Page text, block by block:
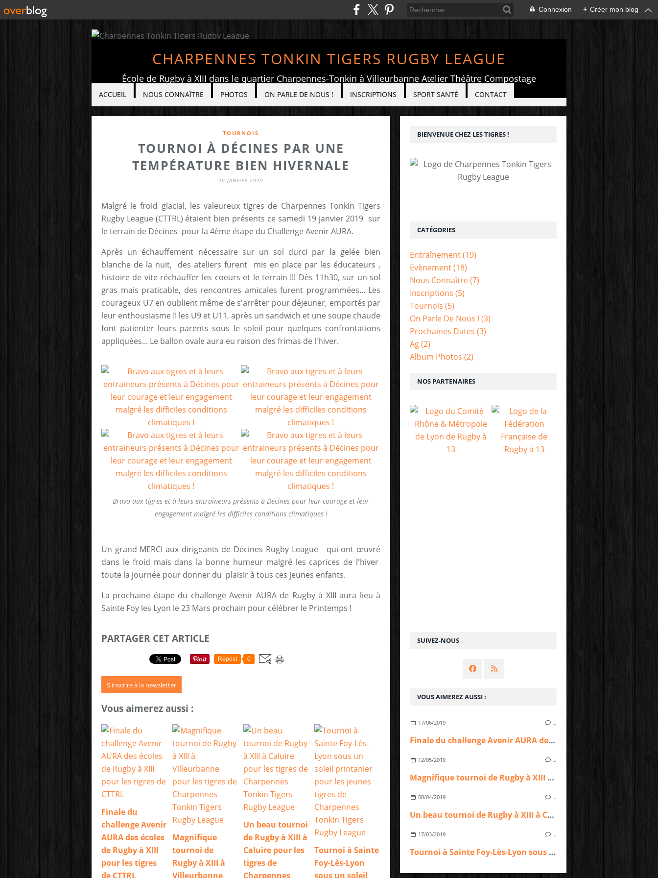
Connexion + Créer mon blog
CHARPENNES TONKIN TIGERS RUGBY LEAGUE
École de Rugby à XIII dans le quartier Charpennes-Tonkin à Villeurbanne Atelier Théâtre Compostage
ACCUEIL NOUS CONNAÎTRE PHOTOS ON PARLE DE NOUS ! INSCRIPTIONS SPORT SANTÉ CONTACT
TOURNOIS
TOURNOI À DÉCINES PAR UNE
TEMPÉRATURE BIEN HIVERNALE
20 JANVIER 2019
Malgré le froid glacial, les valeureux tigres de Charpennes Tonkin Tigers
Rugby League (CTTRL) étaient bien présents ce samedi 19 janvier 2019 sur
le terrain de Décines pour la 4ème étape du Challenge Avenir AURA.
Après un échauffement nécessaire sur un sol durci par la gelée bien
blanche de la nuit, des ateliers furent mis en place par les éducateurs ,
histoire de vite réchauffer les coeurs et le terrain !!! Dès 11h30, sur un sol
gras mais praticable, des rencontres amicales furent programmées... Les
courageux U7 en oublient même de s'arrêter pour déjeuner, emportés par
leur enthousiasme !! les U9 et U11, après un sandwich et une soupe chaude
font patienter leurs parents sous le soleil pour quelques confrontations
appliquées... Le ballon ovale aura eu raison des frimas de l'hiver.
Bravo aux tigres et à leurs entraineurs présents à Décines pour leur courage et leur
engagement malgré les difficiles conditions climatiques !
Un grand MERCI aux dirigeants de Décines Rugby League qui ont œuvré
dans le froid mais dans la bonne humeur malgré les caprices de l'hiver
toute la journée pour donner du plaisir à tous ces jeunes enfants.
La prochaine étape du challenge Avenir AURA de Rugby à XIII aura lieu à
Sainte Foy les Lyon le 23 Mars prochain pour célébrer le Printemps !
PARTAGER CET ARTICLE
Repost 0
S'inscrire à la newsletter
Vous aimerez aussi :
Finale du
challenge Avenir
AURA des écoles
de Rugby à XIII
pour les tigres
de CTTRL
Magnifique
tournoi de
Rugby à XIII à
Villeurbanne
Un beau tournoi
de Rugby à XIII à
Caluire pour les
tigres de
Charpennes
Tournoi à Sainte
Foy-Lès-Lyon
sous un soleil
SUIVEZ-NOUS
VOUS AIMEREZ AUSSI :
17/06/2019 …
Finale du challenge Avenir AURA des écoles de Rugby à XIII pour les tigres de CTTRL
12/05/2019 …
Magnifique tournoi de Rugby à XIII à Villeurbanne pour les tigres de Charpennes Tonkin Tigers Rugby League
08/04/2019 …
Un beau tournoi de Rugby à XIII à Caluire pour les tigres de Charpennes Tonkin Tigers Rugby League
17/03/2019 …
Tournoi à Sainte Foy-Lès-Lyon sous un soleil printanier pour les jeunes tigres de Charpennes Tonkin Tigers Rugby League
CATÉGORIES
Entraînement(19)
Evènement(18)
Nous Connaître(7)
Inscriptions (5)
Tournois (5)
On Parle De Nous ! (3)
Prochaines Dates (3)
Ag(2)
Album Photos (2)
BIENVENUE CHEZ LES TIGRES !
NOS PARTENAIRES